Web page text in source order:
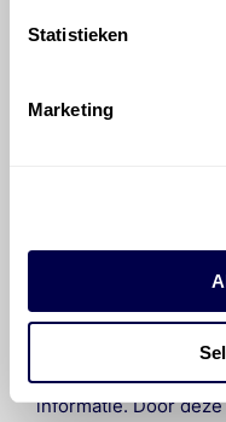
Statistieken
Marketing
©Olyslager
voorafgaande
Organisation B.V.
om ervoor te zorgen
aansprakelijkheid
wettelijke
veroorzaakt door
informatie. Door